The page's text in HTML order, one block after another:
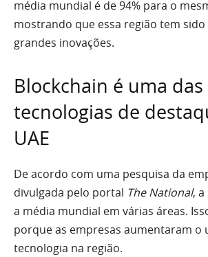
média mundial é de 94% para o
mostrando que essa região tem
grandes inovações.
Blockchain é uma
tecnologias de
UAE
De acordo com uma pesquisa da
divulgada pelo portal The National,
a média mundial em várias áreas.
porque as empresas aumentaram o
tecnologia na região.